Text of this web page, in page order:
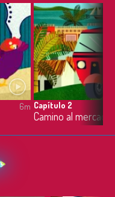
6m Capítulo 2
Camino al mercado